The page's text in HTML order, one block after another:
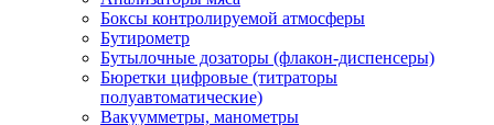
Боксы контролируемой атмосферы
Бутирометр
Бутылочные дозаторы (флакон-диспенсеры)
Бюретки цифровые (титраторы
полуавтоматические)
Вакуумметры, манометры